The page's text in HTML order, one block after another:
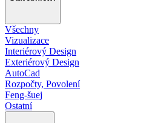
Všechny
Vizualizace
Interiérový Design
Exteriérový Design
AutoCad
Rozpočty, Povolení
Feng-šuej
Ostatní